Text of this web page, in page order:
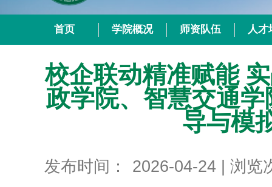
首页 学院概况 师资队伍 人才
校企联动精准赋能
政学院、智慧交通
导与模
发布时间： 2026-04-24 | 浏览